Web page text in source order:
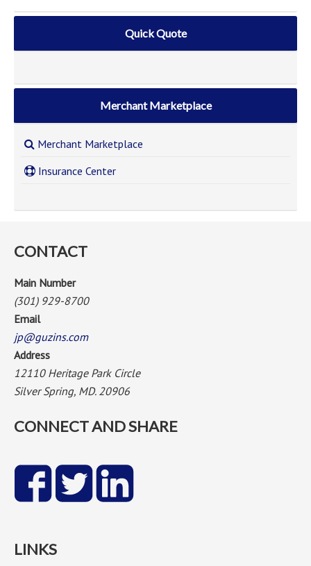
Quick Quote
Merchant Marketplace
Merchant Marketplace
Insurance Center
CONTACT
Main Number
(301) 929-8700
Email
jp@guzins.com
Address
12110 Heritage Park Circle
Silver Spring, MD. 20906
CONNECT AND SHARE
LINKS